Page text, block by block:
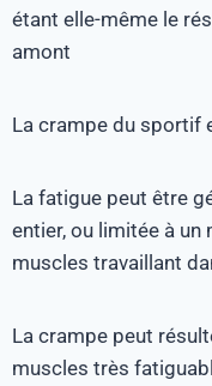
étant elle-même le
amont
La crampe du sportif
La fatigue peut être
entier, ou limitée à
muscles travaillant
La crampe peut
muscles très